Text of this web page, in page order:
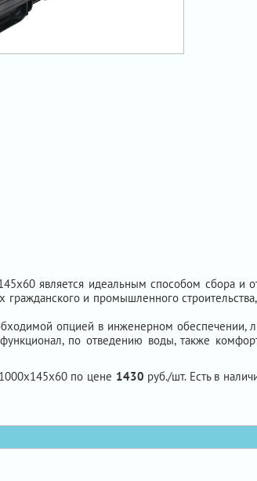
является идеальным способом сбора и
и промышленного
опцией в инженерном обеспечении,
по отведению воды, также комфорт
по цене 1430 руб./шт. Есть в